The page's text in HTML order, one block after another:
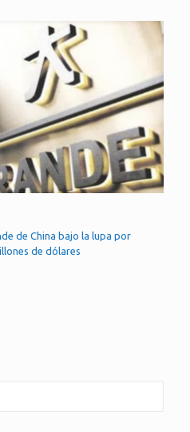
de China bajo la lupa por
de dólares